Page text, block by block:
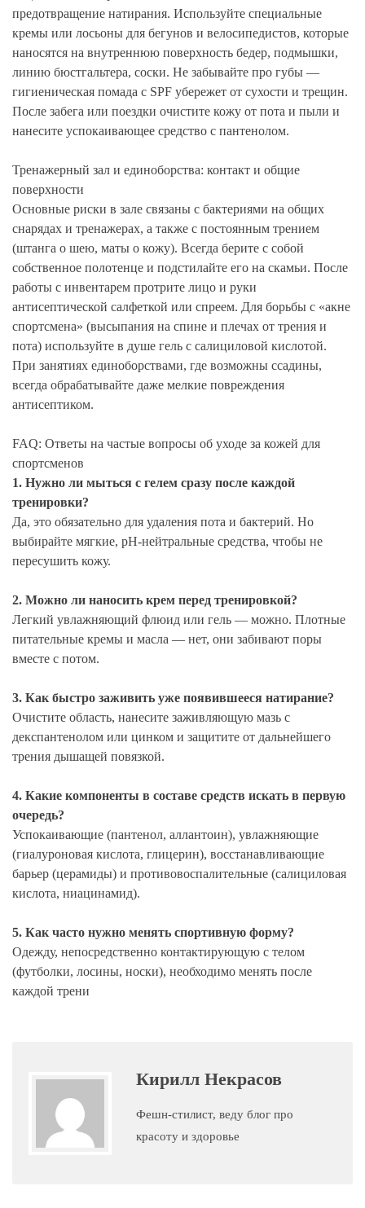
предотвращение натирания. Используйте специальные
кремы или лосьоны для бегунов и велосипедистов, которые
наносятся на внутреннюю поверхность бедер, подмышки,
линию бюстгальтера, соски. Не забывайте про губы —
гигиеническая помада с SPF убережет от сухости и трещин.
После забега или поездки очистите кожу от пота и пыли и
нанесите успокаивающее средство с пантенолом.
Тренажерный зал и единоборства: контакт и общие
поверхности
Основные риски в зале связаны с бактериями на общих
снарядах и тренажерах, а также с постоянным трением
(штанга о шею, маты о кожу). Всегда берите с собой
собственное полотенце и подстилайте его на скамьи. После
работы с инвентарем протрите лицо и руки
антисептической салфеткой или спреем. Для борьбы с «акне
спортсмена» (высыпания на спине и плечах от трения и
пота) используйте в душе гель с салициловой кислотой.
При занятиях единоборствами, где возможны ссадины,
всегда обрабатывайте даже мелкие повреждения
антисептиком.
FAQ: Ответы на частые вопросы об уходе за кожей для
спортсменов
1. Нужно ли мыться с гелем сразу после каждой
тренировки?
Да, это обязательно для удаления пота и бактерий. Но
выбирайте мягкие, pH-нейтральные средства, чтобы не
пересушить кожу.
2. Можно ли наносить крем перед тренировкой?
Легкий увлажняющий флюид или гель — можно. Плотные
питательные кремы и масла — нет, они забивают поры
вместе с потом.
3. Как быстро заживить уже появившееся натирание?
Очистите область, нанесите заживляющую мазь с
декспантенолом или цинком и защитите от дальнейшего
трения дышащей повязкой.
4. Какие компоненты в составе средств искать в первую
очередь?
Успокаивающие (пантенол, аллантоин), увлажняющие
(гиалуроновая кислота, глицерин), восстанавливающие
барьер (церамиды) и противовоспалительные (салициловая
кислота, ниацинамид).
5. Как часто нужно менять спортивную форму?
Одежду, непосредственно контактирующую с телом
(футболки, лосины, носки), необходимо менять после
каждой трени
Кирилл Некрасов
Фешн-стилист, веду блог про
красоту и здоровье